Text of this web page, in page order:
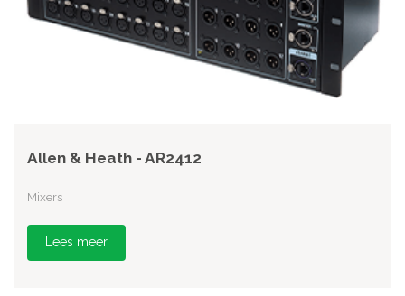
Allen & Heath - AR2412
Mixers
Lees meer